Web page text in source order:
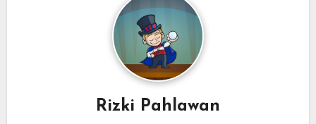
Rizki Pahlawan